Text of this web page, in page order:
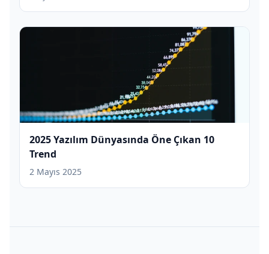
2025 Yazılım Dünyasında Öne Çıkan 10
Trend
2 Mayıs 2025